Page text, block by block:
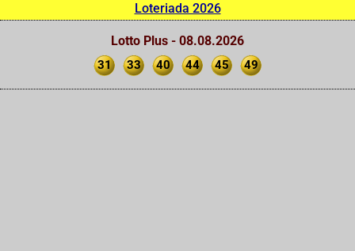
Loteriada 2026
Lotto Plus - 08.08.2026
31 33 40 44 45 49